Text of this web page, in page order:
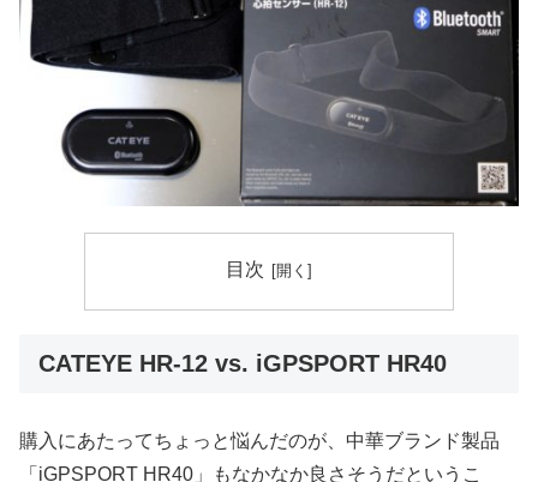
目次
CATEYE HR-12 vs. iGPSPORT HR40
購入にあたってちょっと悩んだのが、中華ブランド製品
「iGPSPORT HR40」もなかなか良さそうだというこ